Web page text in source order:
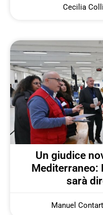
Cecilia Colli
Un giudice
Mediterraneo:
sarà
Manuel